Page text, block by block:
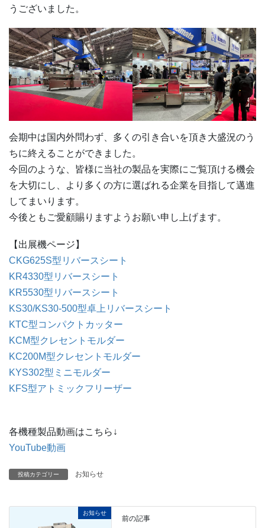
うございました。
会期中は国内外問わず、多くの引き合いを頂き大盛況のう
ちに終えることができました。
今回のような、皆様に当社の製品を実際にご覧頂ける機会
を大切にし、より多くの方に選ばれる企業を目指して邁進
してまいります。
今後ともご愛顧賜りますようお願い申し上げます。
【出展機ページ】
CKG625S型リバースシート
KR4330型リバースシート
KR5530型リバースシート
KS30/KS30-500型卓上リバースシート
KTC型コンパクトカッター
KCM型クレセントモルダー
KC200M型クレセントモルダー
KYS302型ミニモルダー
KFS型アトミックフリーザー
各機種製品動画はこちら↓
YouTube動画
投稿カテゴリー お知らせ
お知らせ
前の記事